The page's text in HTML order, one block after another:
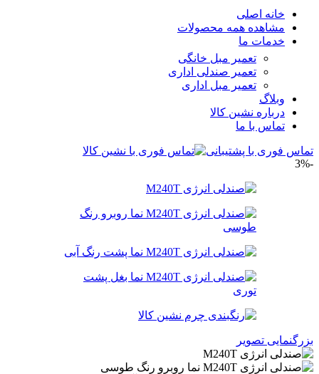
خانه اصلی
مشاهده همه محصولات
خدمات ما
تعمیر مبل خانگی
تعمیر صندلی اداری
تعمیر مبل اداری
وبلاگ
درباره نشین کالا
تماس با ما
تماس فوری با پشتیبانی
-3%
بزرگنمایی تصویر